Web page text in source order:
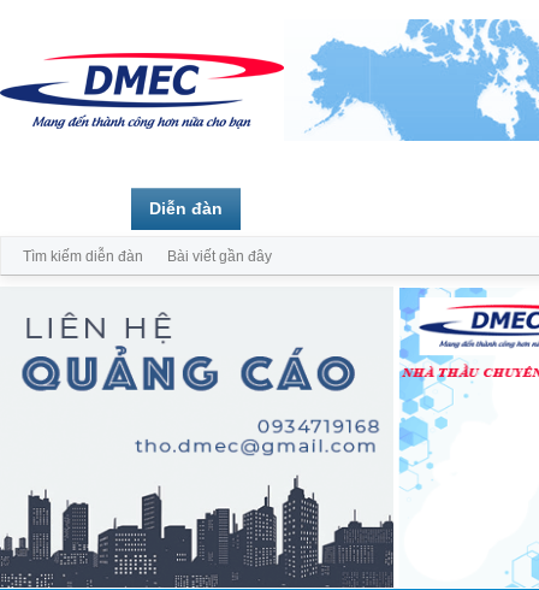
Diễn đàn
Tìm kiếm diễn đàn Bài viết gần đây